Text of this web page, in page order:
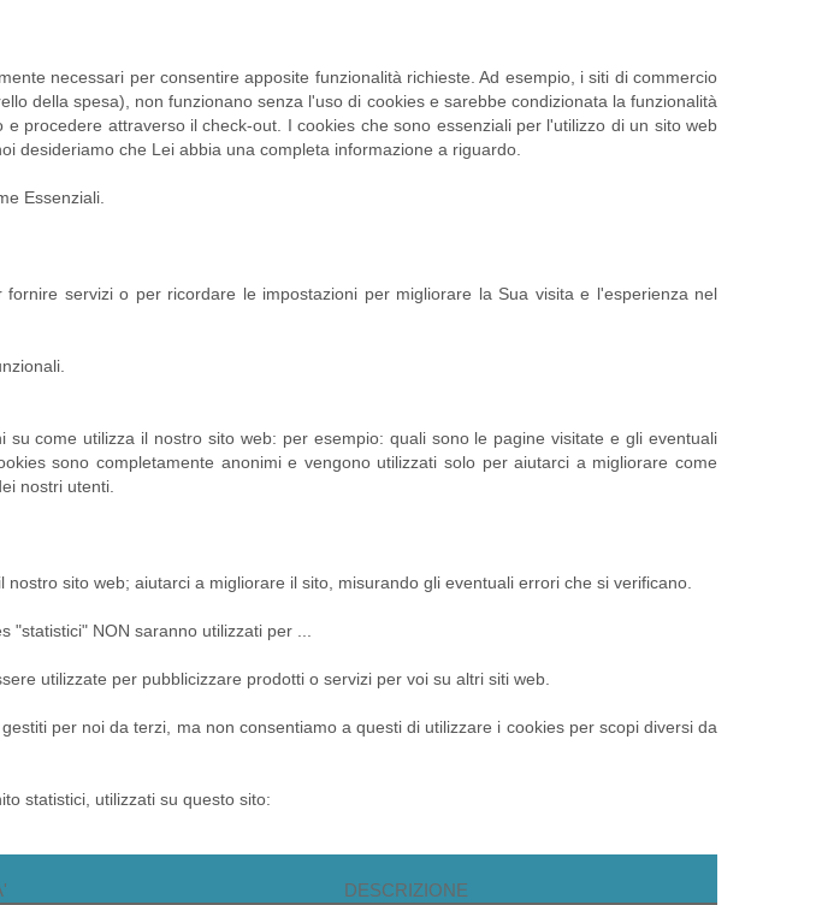
necessari per consentire apposite funzionalità richieste. Ad esempio, i siti di commercio
della spesa), non funzionano senza l'uso di cookies e sarebbe condizionata la funzionalità
procedere attraverso il check-out. I cookies che sono essenziali per l'utilizzo di un sito web
desideriamo che Lei abbia una completa informazione a riguardo.
Essenziali.
fornire servizi o per ricordare le impostazioni per migliorare la Sua visita e l'esperienza nel
su come utilizza il nostro sito web: per esempio: quali sono le pagine visitate e gli eventuali
sono completamente anonimi e vengono utilizzati solo per aiutarci a migliorare come
nostri utenti.
sito web; aiutarci a migliorare il sito, misurando gli eventuali errori che si verificano.
"statistici" NON saranno utilizzati per ...
utilizzate per pubblicizzare prodotti o servizi per voi su altri siti web.
per noi da terzi, ma non consentiamo a questi di utilizzare i cookies per scopi diversi da
statistici, utilizzati su questo sito:
DESCRIZIONE